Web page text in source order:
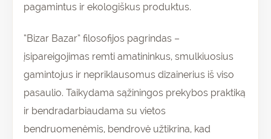
pagamintus ir ekologiškus produktus.
“Bizar Bazar” filosofijos pagrindas –
įsipareigojimas remti amatininkus, smulkiuosius
gamintojus ir nepriklausomus dizainerius iš viso
pasaulio. Taikydama sąžiningos prekybos praktiką
ir bendradarbiaudama su vietos
bendruomenėmis, bendrovė užtikrina, kad